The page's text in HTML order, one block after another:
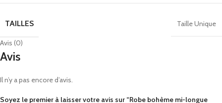
TAILLES Taille Unique
Avis (0)
Avis
Il n’y a pas encore d’avis.
Soyez le premier à laisser votre avis sur “Robe bohème mi-longue